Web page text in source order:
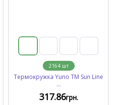
2164 шт
Термокружка Yuno ТМ Sun Line
...
317.86грн.